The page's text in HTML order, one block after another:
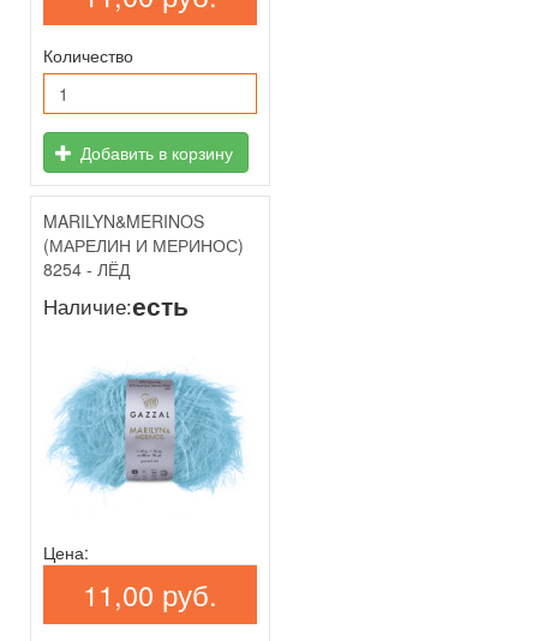
Количество
Добавить в корзину
MARILYN&MERINOS
(МАРЕЛИН И МЕРИНОС)
8254 - ЛЁД
Наличие:есть
Цена:
11,00 руб.